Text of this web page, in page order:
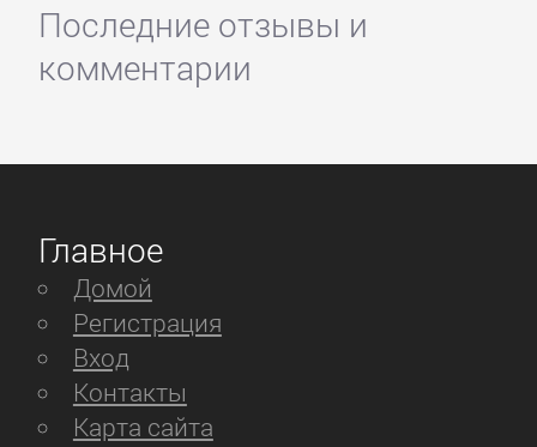
Последние отзывы и
комментарии
Главное
Домой
Регистрация
Вход
Контакты
Карта сайта